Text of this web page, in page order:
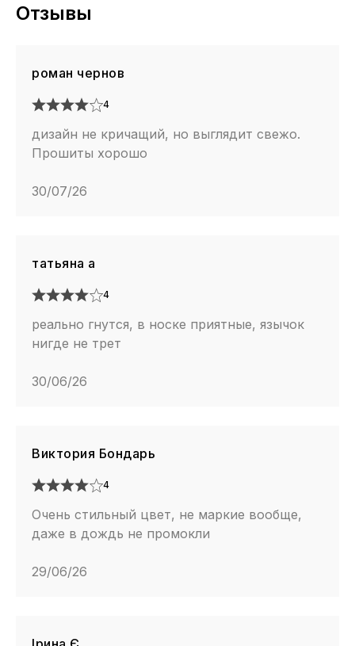
Отзывы
роман чернов
4
дизайн не кричащий, но выглядит свежо.
Прошиты хорошо
30/07/26
татьяна а
4
реально гнутся, в носке приятные, язычок
нигде не трет
30/06/26
Виктория Бондарь
4
Очень стильный цвет, не маркие вообще,
даже в дождь не промокли
29/06/26